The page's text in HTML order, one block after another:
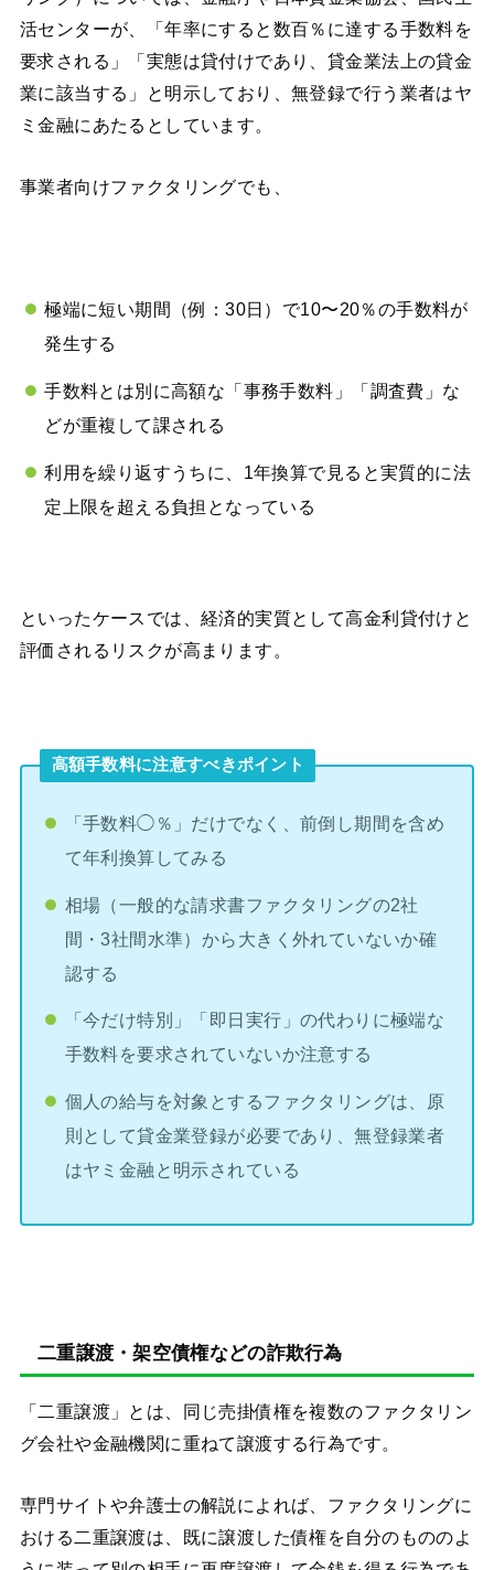
活センターが、「年率にすると数百％に達する手数料を
要求される」「実態は貸付けであり、貸金業法上の貸金
業に該当する」と明示しており、無登録で行う業者はヤ
ミ金融にあたるとしています。
事業者向けファクタリングでも、
極端に短い期間（例：30日）で10〜20％の手数料が
発生する
手数料とは別に高額な「事務手数料」「調査費」な
どが重複して課される
利用を繰り返すうちに、1年換算で見ると実質的に法
定上限を超える負担となっている
といったケースでは、経済的実質として高金利貸付けと
評価されるリスクが高まります。
高額手数料に注意すべきポイント
「手数料◯％」だけでなく、前倒し期間を含め
て年利換算してみる
相場（一般的な請求書ファクタリングの2社
間・3社間水準）から大きく外れていないか確
認する
「今だけ特別」「即日実行」の代わりに極端な
手数料を要求されていないか注意する
個人の給与を対象とするファクタリングは、原
則として貸金業登録が必要であり、無登録業者
はヤミ金融と明示されている
二重譲渡・架空債権などの詐欺行為
「二重譲渡」とは、同じ売掛債権を複数のファクタリン
グ会社や金融機関に重ねて譲渡する行為です。
専門サイトや弁護士の解説によれば、ファクタリングに
おける二重譲渡は、既に譲渡した債権を自分のもののよ